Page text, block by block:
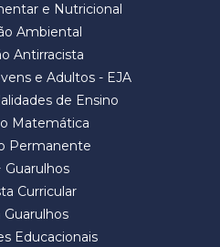
e Nutricional
Ambiental
Antirracista
e Adultos - EJA
de Ensino
Matemática
Permanente
Guarulhos
Curricular
Guarulhos
Educacionais